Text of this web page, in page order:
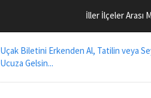
İller İlçeler Arası
Uçak Biletini Erkenden Al, Tatilin veya
Ucuza Gelsin...